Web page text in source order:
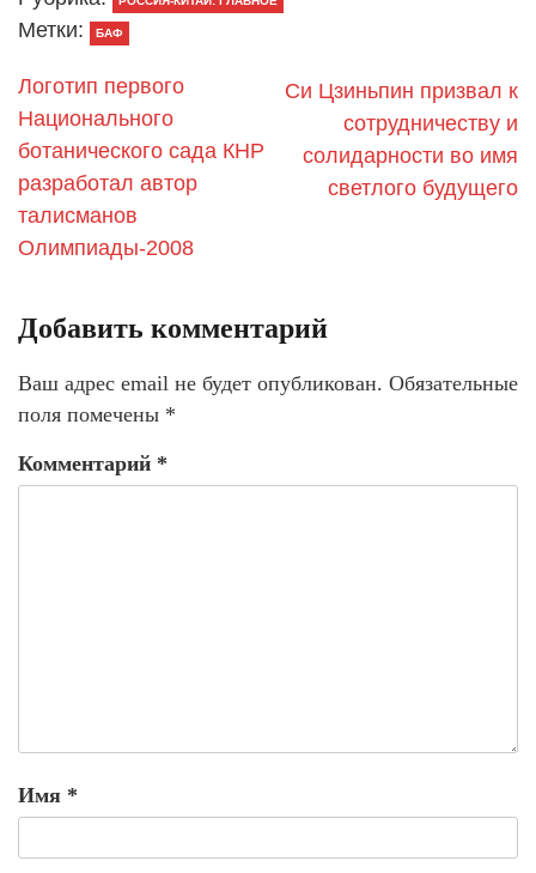
Метки: БАФ
Логотип первого
Национального
ботанического сада КНР
разработал автор
талисманов
Олимпиады-2008
Си Цзиньпин призвал к
сотрудничеству и
солидарности во имя
светлого будущего
Добавить комментарий
Ваш адрес email не будет опубликован. Обязательные
поля помечены *
Комментарий *
Имя *